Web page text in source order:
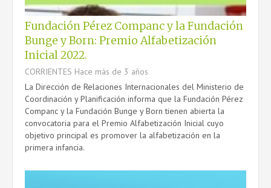
Fundación Pérez Companc y la Fundación
Bunge y Born: Premio Alfabetización
Inicial 2022.
CORRIENTES Hace más de 3 años
La Dirección de Relaciones Internacionales del Ministerio de
Coordinación y Planificación informa que la Fundación Pérez
Companc y la Fundación Bunge y Born tienen abierta la
convocatoria para el Premio Alfabetización Inicial cuyo
objetivo principal es promover la alfabetización en la
primera infancia.